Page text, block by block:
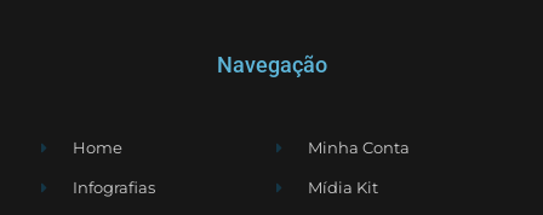
Navegação
Home
Infografias
Minha Conta
Mídia Kit